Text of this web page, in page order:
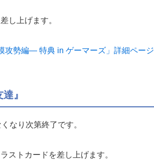
し上げます。
勢編― 特典 in ゲーマーズ」詳細ページ
』
なり次第終了です。
ストカードを差し上げます。